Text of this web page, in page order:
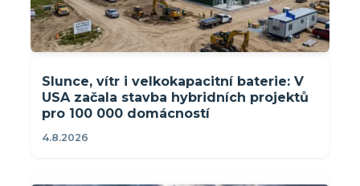
Slunce, vítr i velkokapacitní baterie: V
USA začala stavba hybridních projektů
pro 100 000 domácností
4.8.2026